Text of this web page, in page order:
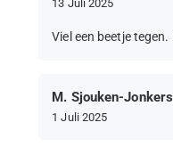
13 Juli 2025
Viel een beetje
M. Sjouken-Jonkers
1 Juli 2025